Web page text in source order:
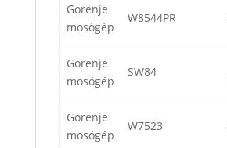
Gorenje
mosógép
W8544PR
Gorenje
mosógép
SW84
Gorenje
mosógép
W7523